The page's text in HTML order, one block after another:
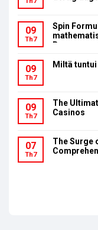
09
Th7
Spin
09
Th7
Miltä
09
Th7
The
Casinos
07
Th7
The Surge of Online Casino